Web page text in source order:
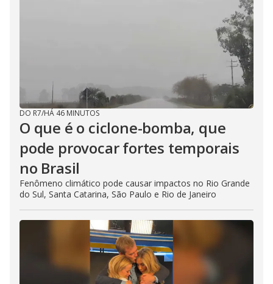
DO R7/HÁ 46 MINUTOS
O que é o ciclone-bomba, que
pode provocar fortes temporais
no Brasil
Fenômeno climático pode causar impactos no Rio Grande
do Sul, Santa Catarina, São Paulo e Rio de Janeiro